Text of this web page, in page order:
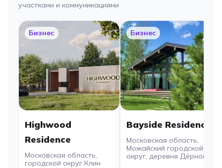
участками и коммуникациями
Бизнес
Highwood
Residence
Московская область,
городской округ Клин
Бизнес
Bayside Residence
Московская область,
Можайский городской
округ, деревня Дёрново